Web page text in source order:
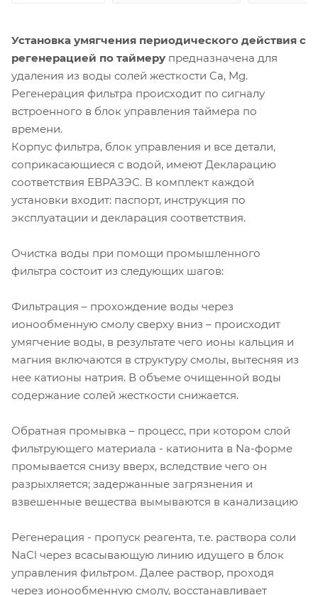
Установка умягчения периодического действия с
регенерацией по таймеру предназначена для
удаления из воды солей жесткости Ca, Mg.
Регенерация фильтра происходит по сигналу
встроенного в блок управления таймера по
времени.
Корпус фильтра, блок управления и все детали,
соприкасающиеся с водой, имеют Декларацию
соответствия ЕВРАЗЭС. В комплект каждой
установки входит: паспорт, инструкция по
эксплуатации и декларация соответствия.
Очистка воды при помощи промышленного
фильтра состоит из следующих шагов:
Фильтрация – прохождение воды через
ионообменную смолу сверху вниз – происходит
умягчение воды, в результате чего ионы кальция и
магния включаются в структуру смолы, вытесняя из
нее катионы натрия. В объеме очищенной воды
содержание солей жесткости снижается.
Обратная промывка – процесс, при котором слой
фильтрующего материала - катионита в Na-форме
промывается снизу вверх, вследствие чего он
разрыхляется; задержанные загрязнения и
взвешенные вещества вымываются в канализацию
Регенерация - пропуск реагента, т.е. раствора соли
NaCl через всасывающую линию идущего в блок
управления фильтром. Далее раствор, проходя
через ионообменную смолу, восстанавливает